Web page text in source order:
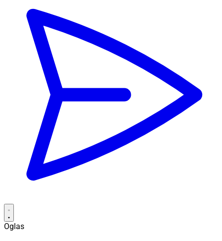
Oglas